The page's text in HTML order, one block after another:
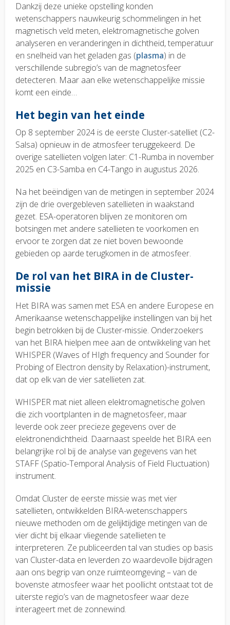
Dankzij deze unieke opstelling konden
wetenschappers nauwkeurig schommelingen in het
magnetisch veld meten, elektromagnetische golven
analyseren en veranderingen in dichtheid, temperatuur
en snelheid van het geladen gas (plasma) in de
verschillende subregio’s van de magnetosfeer
detecteren. Maar aan elke wetenschappelijke missie
komt een einde…
Het begin van het einde
Op 8 september 2024 is de eerste Cluster-satelliet (C2-
Salsa) opnieuw in de atmosfeer teruggekeerd. De
overige satellieten volgen later: C1-Rumba in november
2025 en C3-Samba en C4-Tango in augustus 2026.
Na het beëindigen van de metingen in september 2024
zijn de drie overgebleven satellieten in waakstand
gezet. ESA-operatoren blijven ze monitoren om
botsingen met andere satellieten te voorkomen en
ervoor te zorgen dat ze niet boven bewoonde
gebieden op aarde terugkomen in de atmosfeer.
De rol van het BIRA in de Cluster-
missie
Het BIRA was samen met ESA en andere Europese en
Amerikaanse wetenschappelijke instellingen van bij het
begin betrokken bij de Cluster-missie. Onderzoekers
van het BIRA hielpen mee aan de ontwikkeling van het
WHISPER (Waves of HIgh frequency and Sounder for
Probing of Electron density by Relaxation)-instrument,
dat op elk van de vier satellieten zat.
WHISPER mat niet alleen elektromagnetische golven
die zich voortplanten in de magnetosfeer, maar
leverde ook zeer precieze gegevens over de
elektronen­dichtheid. Daarnaast speelde het BIRA een
belangrijke rol bij de analyse van gegevens van het
STAFF (Spatio-Temporal Analysis of Field Fluctuation)
instrument.
Omdat Cluster de eerste missie was met vier
satellieten, ontwikkelden BIRA-wetenschappers
nieuwe methoden om de gelijktijdige metingen van de
vier dicht bij elkaar vliegende satellieten te
interpreteren. Ze publiceerden tal van studies op basis
van Cluster-data en leverden zo waardevolle bijdragen
aan ons begrip van onze ruimteomgeving – van de
bovenste atmosfeer waar het poollicht ontstaat tot de
uiterste regio’s van de magnetosfeer waar deze
interageert met de zonnewind.